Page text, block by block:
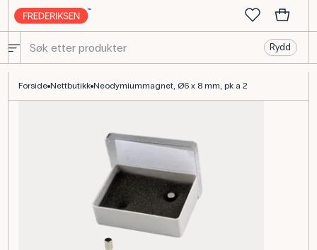
Rydd
Forside Nettbutikk Neodymiummagnet, Ø6 x 8 mm, pk a 2